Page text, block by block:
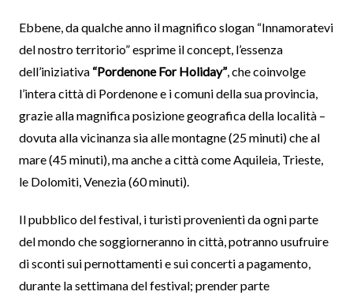
Ebbene, da qualche anno il magnifico slogan “Innamoratevi
del nostro territorio” esprime il concept, l’essenza
dell’iniziativa “Pordenone For Holiday”, che coinvolge
l’intera città di Pordenone e i comuni della sua provincia,
grazie alla magnifica posizione geografica della località –
dovuta alla vicinanza sia alle montagne (25 minuti) che al
mare (45 minuti), ma anche a città come Aquileia, Trieste,
le Dolomiti, Venezia (60 minuti).
Il pubblico del festival, i turisti provenienti da ogni parte
del mondo che soggiorneranno in città, potranno usufruire
di sconti sui pernottamenti e sui concerti a pagamento,
durante la settimana del festival; prender parte